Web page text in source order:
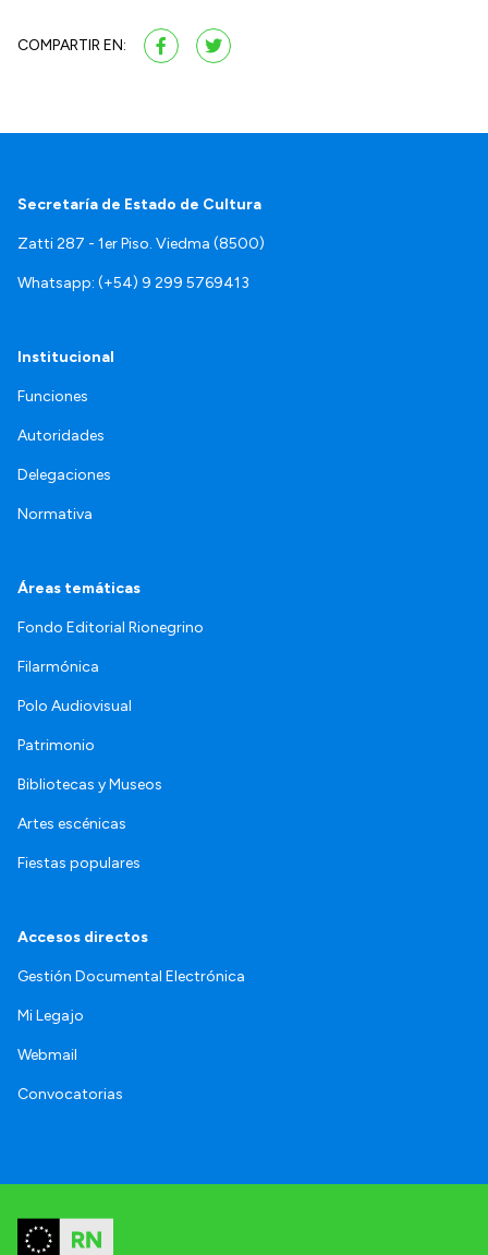
COMPARTIR EN:
Secretaría de Estado de Cultura
Zatti 287 - 1er Piso. Viedma (8500)
Whatsapp: (+54) 9 299 5769413
Institucional
Funciones
Autoridades
Delegaciones
Normativa
Áreas temáticas
Fondo Editorial Rionegrino
Filarmónica
Polo Audiovisual
Patrimonio
Bibliotecas y Museos
Artes escénicas
Fiestas populares
Accesos directos
Gestión Documental Electrónica
Mi Legajo
Webmail
Convocatorias